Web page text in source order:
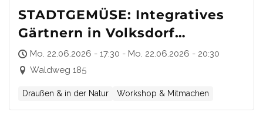
STADTGEMÜSE: Integratives
Gärtnern in Volksdorf
(Waldweg)
Mo. 22.06.2026 - 17:30 - Mo. 22.06.2026 - 20:30
Waldweg 185
Draußen & in der Natur Workshop & Mitmachen